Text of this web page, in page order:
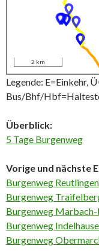
2 km
Legende: E=Einkehr,
Bus/Bhf/
Überblick:
5 Tage Burgenweg
Vorige und nächste
Burgenweg
Burgenweg
Burgenweg Marbach-
Burgenweg
Burgenweg